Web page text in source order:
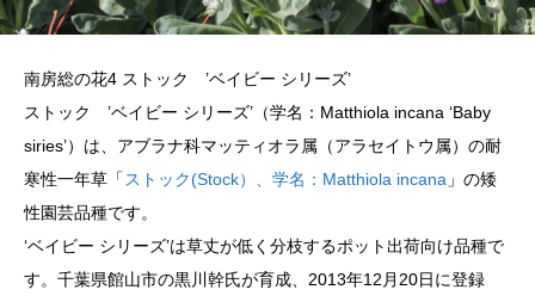
南房総の花4 ストック ’ベイビー シリーズ’
ストック ’ベイビー シリーズ’（学名：Matthiola incana ‘Baby
siries’）は、アブラナ科マッティオラ属（アラセイトウ属）の耐
寒性一年草「 ストック(Stock）、学名：Matthiola incana 」の矮
性園芸品種です。
‘ベイビー シリーズ’は草丈が低く分枝するポット出荷向け品種で
す。千葉県館山市の黒川幹氏が育成、2013年12月20日に登録